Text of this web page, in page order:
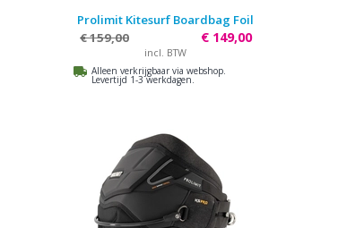
Prolimit Kitesurf Boardbag Foil
€ 159,00
€ 149,00
incl. BTW
Alleen verkrijgbaar via webshop.
Levertijd 1-3 werkdagen.